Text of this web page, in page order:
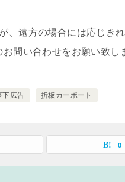
、遠方の場合には応じき
問い合わせをお願い致し
下広告 折板カーポート
0